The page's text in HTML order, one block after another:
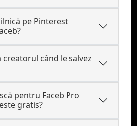
pe Pinterest
când le salvez
pentru Faceb Pro
gratis?